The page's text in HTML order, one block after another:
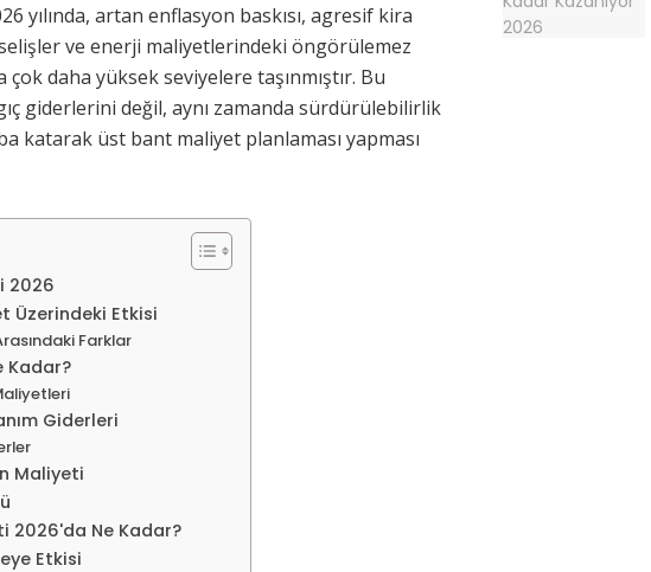
yılında, artan enflasyon baskısı, agresif kira
ve enerji maliyetlerindeki öngörülemez
daha yüksek seviyelere taşınmıştır. Bu
giderlerini değil, aynı zamanda sürdürülebilirlik
katarak üst bant maliyet planlaması yapması
2026
Üzerindeki Etkisi
Farklar
Kadar?
Giderleri
Maliyeti
2026'da Ne Kadar?
Etkisi